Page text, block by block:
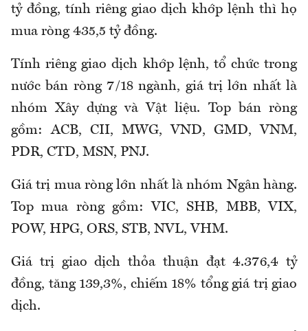
tỷ đồng, tính riêng giao dịch khớp lệnh thì họ
mua ròng 435,5 tỷ đồng.
Tính riêng giao dịch khớp lệnh, tổ chức trong
nước bán ròng 7/18 ngành, giá trị lớn nhất là
nhóm Xây dựng và Vật liệu. Top bán ròng
gồm: ACB, CII, MWG, VND, GMD, VNM,
PDR, CTD, MSN, PNJ.
Giá trị mua ròng lớn nhất là nhóm Ngân hàng.
Top mua ròng gồm: VIC, SHB, MBB, VIX,
POW, HPG, ORS, STB, NVL, VHM.
Giá trị giao dịch thỏa thuận đạt 4.376,4 tỷ
đồng, tăng 139,3%, chiếm 18% tổng giá trị giao
dịch.